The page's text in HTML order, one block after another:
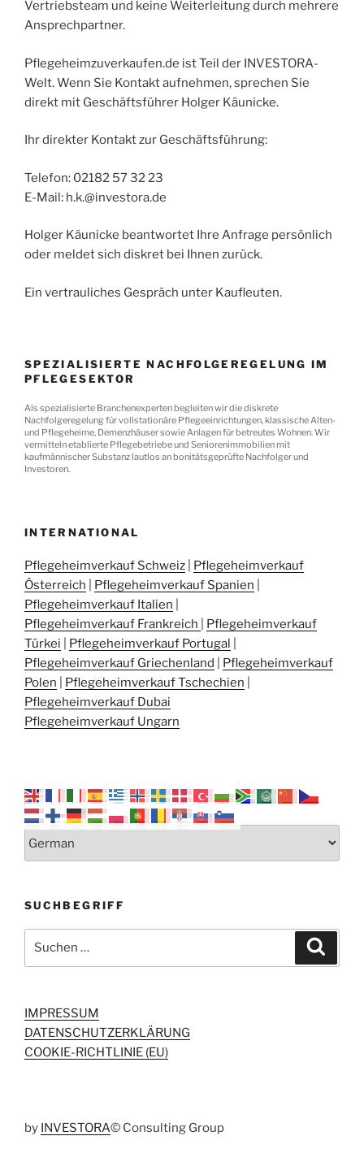
Vertriebsteam und keine Weiterleitung durch mehrere
Ansprechpartner.
Pflegeheimzuverkaufen.de ist Teil der INVESTORA-
Welt. Wenn Sie Kontakt aufnehmen, sprechen Sie
direkt mit Geschäftsführer Holger Käunicke.
Ihr direkter Kontakt zur Geschäftsführung:
Telefon: 02182 57 32 23
E-Mail: h.k.@investora.de
Holger Käunicke beantwortet Ihre Anfrage persönlich
oder meldet sich diskret bei Ihnen zurück.
Ein vertrauliches Gespräch unter Kaufleuten.
SPEZIALISIERTE NACHFOLGEREGELUNG IM
PFLEGESEKTOR
Als spezialisierte Branchenexperten begleiten wir die diskrete
Nachfolgeregelung für vollstationäre Pflegeeinrichtungen, klassische Alten-
und Pflegeheime, Demenzhäuser sowie Anlagen für betreutes Wohnen. Wir
vermitteln etablierte Pflegebetriebe und Seniorenimmobilien mit
kaufmännischer Substanz lautlos an bonitätsgeprüfte Nachfolger und
Investoren.
INTERNATIONAL
Pflegeheimverkauf Schweiz
Pflegeheimverkauf
Österreich
Pflegeheimverkauf Spanien
Pflegeheimverkauf Italien
Pflegeheimverkauf Frankreich
Pflegeheimverkauf
Türkei
Pflegeheimverkauf Portugal
Pflegeheimverkauf Griechenland
Pflegeheimverkauf
Polen
Pflegeheimverkauf Tschechien
Pflegeheimverkauf Dubai
Pflegeheimverkauf Ungarn
SUCHBEGRIFF
nach:
IMPRESSUM
DATENSCHUTZERKLÄRUNG
COOKIE-RICHTLINIE (EU)
by INVESTORA© Consulting Group